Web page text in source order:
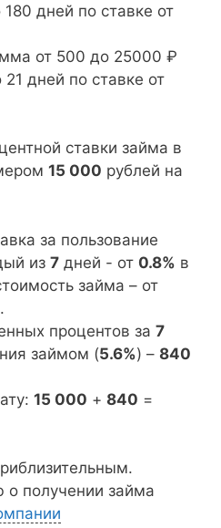
дней по ставке от
от 500 до 25000 ₽
дней по ставке от
ставки займа в
15 000 рублей на
за пользование
из 7 дней - от 0.8% в
займа – от
процентов за 7
займом (5.6%) – 840
15 000 + 840 =
получении займа